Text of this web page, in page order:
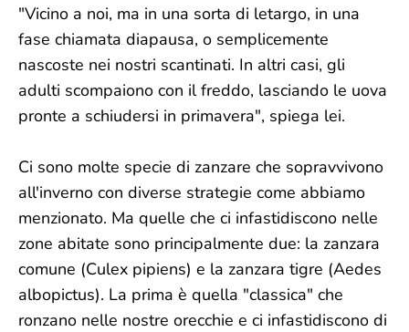
"Vicino a noi, ma in una sorta di letargo, in una
fase chiamata diapausa, o semplicemente
nascoste nei nostri scantinati. In altri casi, gli
adulti scompaiono con il freddo, lasciando le uova
pronte a schiudersi in primavera", spiega lei.
Ci sono molte specie di zanzare che sopravvivono
all'inverno con diverse strategie come abbiamo
menzionato. Ma quelle che ci infastidiscono nelle
zone abitate sono principalmente due: la zanzara
comune (Culex pipiens) e la zanzara tigre (Aedes
albopictus). La prima è quella "classica" che
ronzano nelle nostre orecchie e ci infastidiscono di